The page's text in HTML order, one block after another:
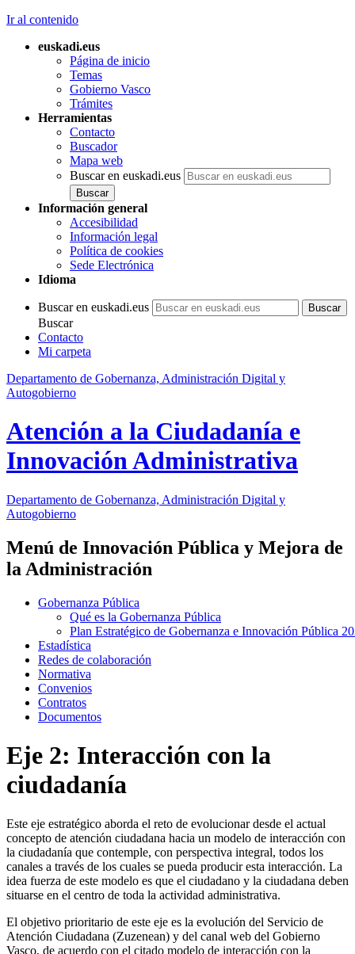
Ir al contenido
euskadi.eus
Página de inicio
Temas
Gobierno Vasco
Trámites
Herramientas
Contacto
Buscador
Mapa web
Buscar en euskadi.eus
Información general
Accesibilidad
Información legal
Política de cookies
Sede Electrónica
Idioma
Buscar en euskadi.eus
Buscar
Contacto
Mi carpeta
Departamento de Gobernanza, Administración Digital y
Autogobierno
Atención a la Ciudadanía e
Innovación Administrativa
Departamento de Gobernanza, Administración Digital y
Autogobierno
Menú de Innovación Pública y Mejora de
la Administración
Gobernanza Pública
Qué es la Gobernanza Pública
Plan Estratégico de Gobernanza e Innovación Pública
Estadística
Redes de colaboración
Normativa
Convenios
Contratos
Documentos
Eje 2: Interacción con la
ciudadanía
Este eje estratégico aborda el reto de evolucionar desde el actual
concepto de atención ciudadana hacia un modelo de interacción con
la ciudadanía que contemple, con perspectiva integral, todos los
canales a través de los cuales se pueda producir esta interacción. La
idea fuerza de este modelo es que el ciudadano y la ciudadana deben
situarse en el centro de toda la actividad administrativa.
El objetivo prioritario de este eje es la evolución del Servicio de
Atención Ciudadana (Zuzenean) y del canal web del Gobierno
Vasco, de acuerdo con el citado modelo de interacción con la